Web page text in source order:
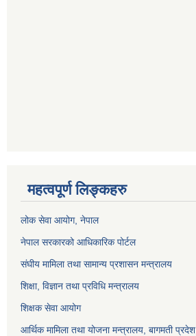
महत्वपूर्ण लिङ्कहरु
लोक सेवा आयोग, नेपाल
नेपाल सरकारको आधिकारिक पोर्टल
संघीय मामिला तथा सामान्य प्रशासन मन्त्रालय
शिक्षा, विज्ञान तथा प्रविधि मन्त्रालय
शिक्षक सेवा आयोग
आर्थिक मामिला तथा योजना मन्त्रालय, बागमती प्रदेश